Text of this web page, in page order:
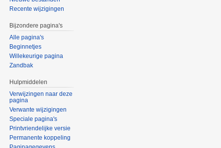
Recente wijzigingen
Bijzondere pagina's
Alle pagina's
Beginnetjes
Willekeurige pagina
Zandbak
Hulpmiddelen
Verwijzingen naar deze
pagina
Verwante wijzigingen
Speciale pagina's
Printvriendelijke versie
Permanente koppeling